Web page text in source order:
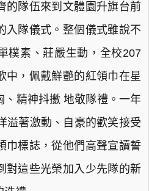
的隊伍來到文體園升旗台前
入隊儀式。整個儀式雖說不
樸素、莊嚴生動，全校207
中，佩戴鮮艷的紅領巾在星
、精神抖擻 地敬隊禮。一年
溢著激動、自豪的歡笑接受
巾標誌，從他們高聲宣讀誓
對這些光榮加入少先隊的新